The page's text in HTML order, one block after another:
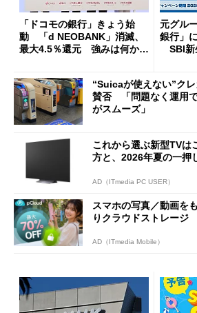
「ドコモの銀行」きょう始
動 「d NEOBANK」消滅、
最大4.5％還元 強みは何か解
元グル
銀行」
SBI新
開催
“Suicaが使えない”ク
賛否 「問題なく運用
がスムーズ」
これから選ぶ新型TVは
方と、2026年夏の一押
AD（ITmedia PC USER）
スマホの写真／動画を
りクラウドストレージ
AD（ITmedia Mobile）